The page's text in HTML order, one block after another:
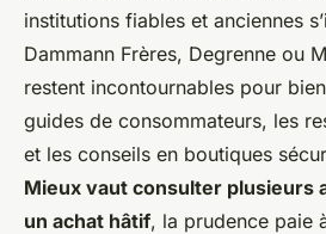
institutions fiables et anciennes
Dammann Frères, Degrenne ou
restent incontournables pour
guides de consommateurs, les
et les conseils en boutiques
Mieux vaut consulter plusieurs
un achat hâtif, la prudence paie